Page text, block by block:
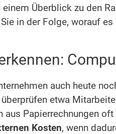
Überblick zu den
in der Folge, worauf
auch heute
überprüfen etwa
aus Papierrechnungen
Kosten, wenn